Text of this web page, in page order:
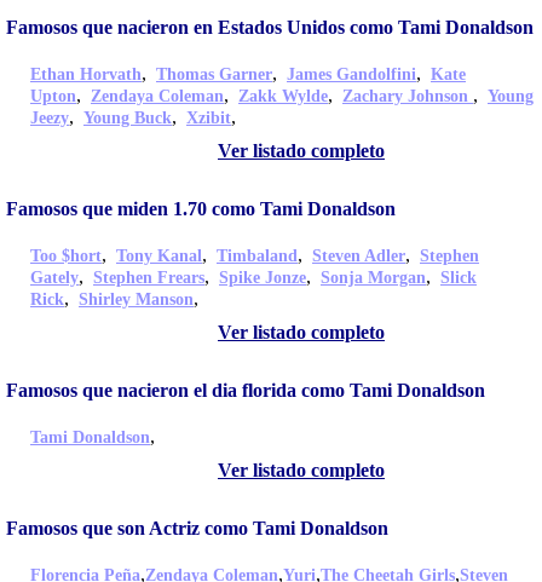
Famosos que nacieron en Estados Unidos como Tami Donaldson
Ethan Horvath, Thomas Garner, James Gandolfini, Kate
Upton, Zendaya Coleman, Zakk Wylde, Zachary Johnson , Young
Jeezy, Young Buck, Xzibit,
Ver listado completo
Famosos que miden 1.70 como Tami Donaldson
Too $hort, Tony Kanal, Timbaland, Steven Adler, Stephen
Gately, Stephen Frears, Spike Jonze, Sonja Morgan, Slick
Rick, Shirley Manson,
Ver listado completo
Famosos que nacieron el dia florida como Tami Donaldson
Tami Donaldson,
Ver listado completo
Famosos que son Actriz como Tami Donaldson
Florencia Peña,Zendaya Coleman,Yuri,The Cheetah Girls,Steven